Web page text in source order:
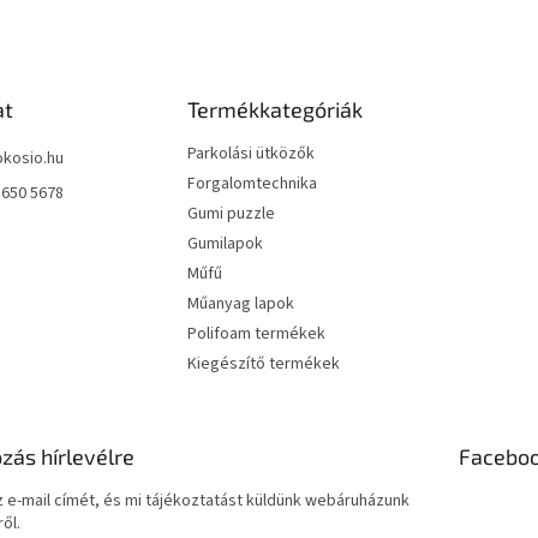
5678
Termékkategóriák
Parkolási ütközők
Forgalomtechnika
Gumi puzzle
Gumilapok
Műfű
Műanyag lapok
Polifoam termékek
Kiegészítő termékek
hírlevélre
e-mail címét, és mi tájékoztatást küldünk webáruházunk